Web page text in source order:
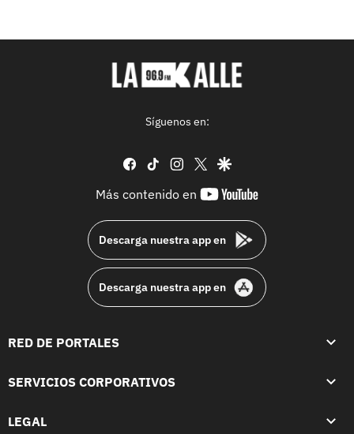
Síguenos en:
facebook
tiktok instagram
twittergoogle
Más contenido en
youtube-
Descarga nuestra app en
Descarga nuestra app en
RED DE PORTALES
SERVICIOS CORPORATIVOS
LEGAL